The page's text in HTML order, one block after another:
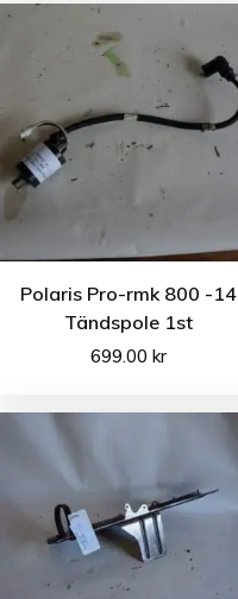
Polaris Pro-rmk 800 -14
Tändspole 1st
699.00kr